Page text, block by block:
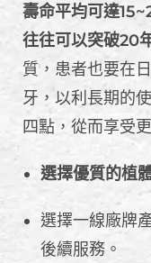
壽命平均可達
往往可以突破20
質，患者也要在
牙，以利長期的
四點，從而享受
選擇優質的植
選擇一線廠牌
後續服務。